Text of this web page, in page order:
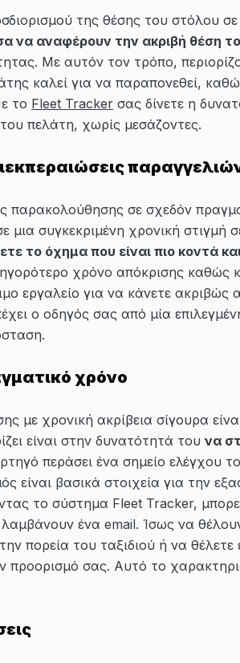
της θέσης του στόλου σε
να αναφέρουν την ακριβή θέση
Με αυτόν τον τρόπο,
καλεί για να παραπονεθεί,
το Fleet Tracker σας δίνετε η
πελάτη, χωρίς μεσάζοντες.
παρακολούθησης σε σχεδόν
συγκεκριμένη χρονική στιγμή
το όχημα που είναι πιο κοντά
χρόνο απόκρισης καθώς
εργαλείο για να κάνετε
ο οδηγός σας από μία
χρόνο
με χρονική ακρίβεια σίγουρα
είναι στην δυνατότητά του να
περάσει ένα σημείο ελέγχου
είναι βασικά στοιχεία για την
το σύστημα Fleet Tracker,
ένα email. Ίσως να
πορεία του ταξιδιού ή να
προορισμό σας. Αυτό το